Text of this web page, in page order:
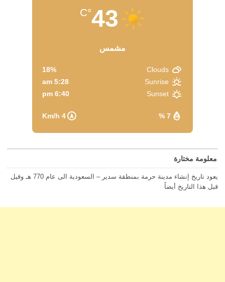
43
°C
مشمس
7 %
4 Km/h
Clouds
18%
Sunrise
5:28 am
Sunset
6:40 pm
معلومة مختارة
يعود تاريخ إنشاء مدينة حرمة بمنطقة سدير – السعودية الى عام 770 هـ وقيل
قبل هذا التاريخ أيضاً